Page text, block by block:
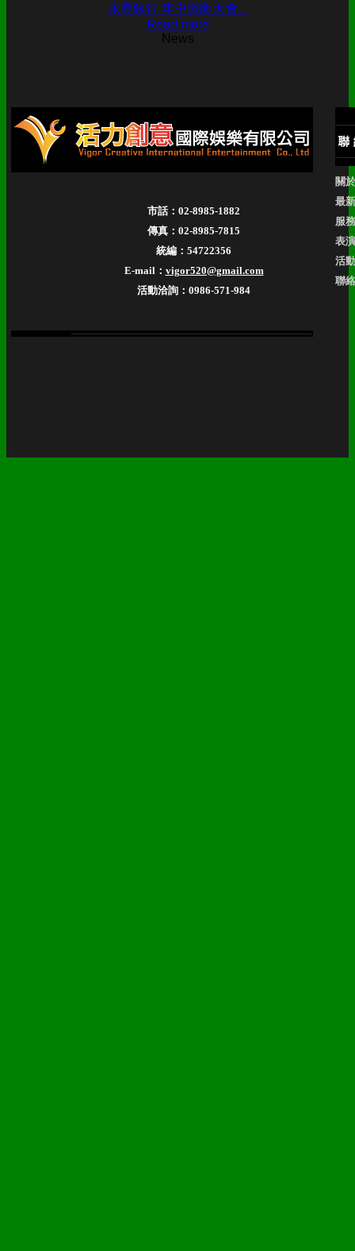
永豐銀行 年中激勵大會...
Read more
News
市話：02-8985-1882
傳真：02-8985-7815
統編：54722356
E-mail： vigor520@gmail.com
活動洽詢：0986-571-984
關
最
服
表
活
聯